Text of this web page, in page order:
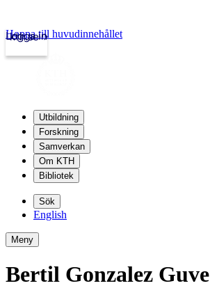
kth.se
Logga in
Hoppa till huvudinnehållet
Utbildning
Forskning
Samverkan
Om KTH
Bibliotek
Sök
English
Meny
Bertil Gonzalez Guve